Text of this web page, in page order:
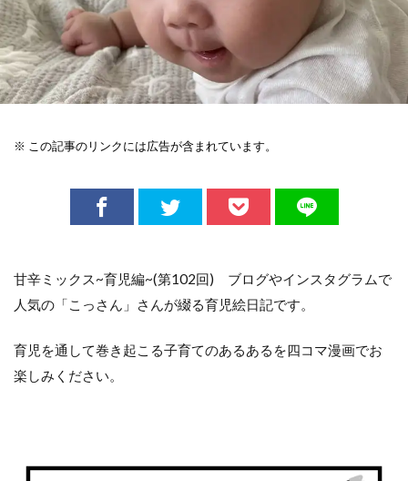
※ この記事のリンクには広告が含まれています。
甘辛ミックス~育児編~(第102回) ブログやインスタグラムで
人気の「こっさん」さんが綴る育児絵日記です。
育児を通して巻き起こる子育てのあるあるを四コマ漫画でお
楽しみください。